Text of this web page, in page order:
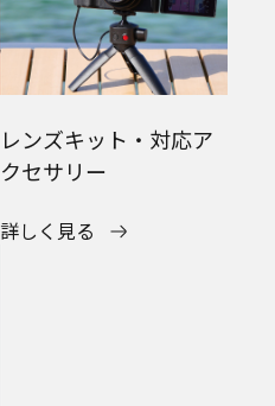
レンズキット・対応ア
クセサリー
詳しく見る